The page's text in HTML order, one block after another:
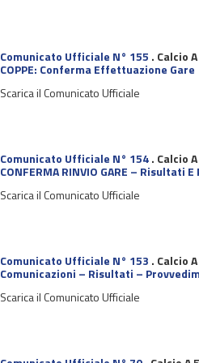
Comunicato Ufficiale N° 155 . Calcio
COPPE: Conferma Effettuazione Gare
Scarica il Comunicato Ufficiale
Comunicato Ufficiale N° 154. Calcio
CONFERMA RINVIO GARE – Risultati
Scarica il Comunicato Ufficiale
Comunicato Ufficiale N° 153 . Calcio
Comunicazioni – Risultati –
Scarica il Comunicato Ufficiale